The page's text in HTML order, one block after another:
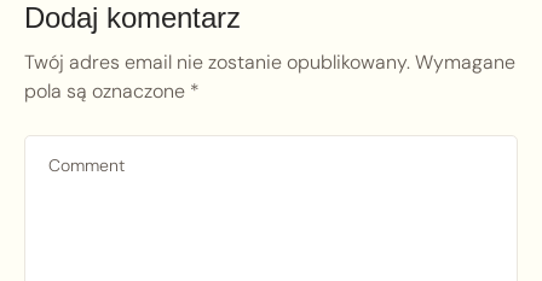
Dodaj komentarz
Twój adres email nie zostanie opublikowany.Wymagane
pola są oznaczone *